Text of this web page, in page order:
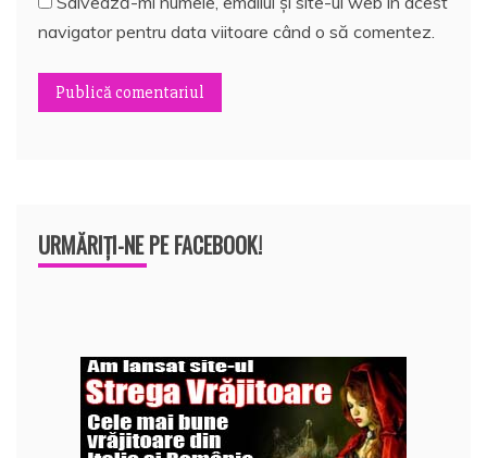
navigator pentru data viitoare când o să comentez.
URMĂRIȚI-NE PE FACEBOOK!